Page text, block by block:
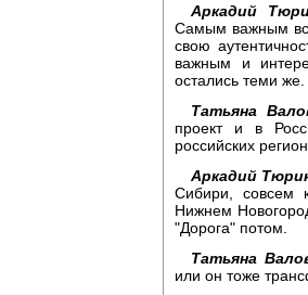
Аркадий
Самым важным
свою
важным и
остались теми же.
Татьяна
проект и в
российских
Аркадий
Сибири, совсем
Нижнем
"Дорога" потом.
Татьяна
или он тоже